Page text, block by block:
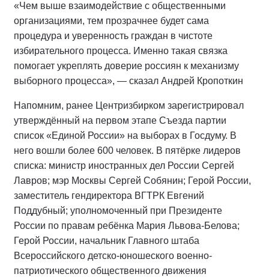
«Чем выше взаимодействие с общественными
организациями, тем прозрачнее будет сама
процедура и уверенность граждан в чистоте
избирательного процесса. Именно такая связка
помогает укреплять доверие россиян к механизму
выборного процесса», — сказал Андрей Кропоткин
Напомним, ранее Центризбирком зарегистрировал
утверждённый на первом этапе Съезда партии
список «Единой России» на выборах в Госдуму. В
него вошли более 600 человек. В пятёрке лидеров
списка: министр иностранных дел России Сергей
Лавров; мэр Москвы Сергей Собянин; Герой России,
заместитель гендиректора ВГТРК Евгений
Поддубный; уполномоченный при Президенте
России по правам ребёнка Мария Львова-Белова;
Герой России, начальник Главного штаба
Всероссийского детско-юношеского военно-
патриотического общественного движения